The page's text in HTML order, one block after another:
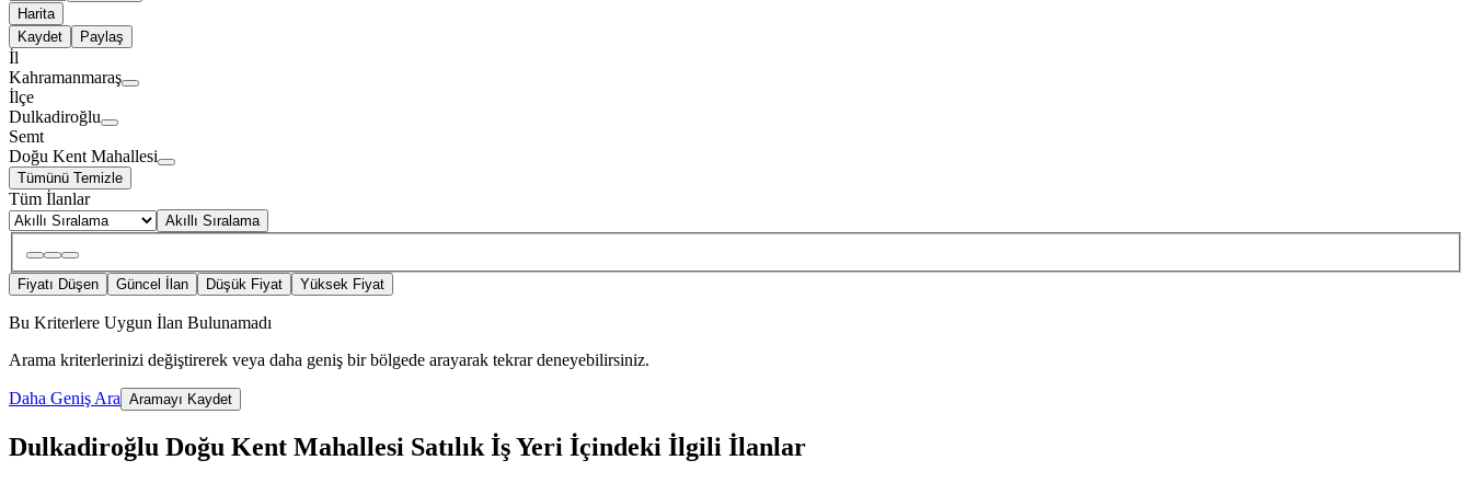
Harita
Kaydet
Paylaş
İl
Kahramanmaraş
İlçe
Dulkadiroğlu
Semt
Doğu Kent Mahallesi
Tümünü Temizle
Tüm İlanlar
Akıllı Sıralama
Fiyatı Düşen Güncel İlan Düşük Fiyat Yüksek Fiyat
Bu Kriterlere Uygun İlan Bulunamadı
Arama kriterlerinizi değiştirerek veya daha geniş bir bölgede arayarak tekrar deneyebilirsiniz.
Daha Geniş Ara Aramayı Kaydet
Dulkadiroğlu Doğu Kent Mahallesi Satılık İş Yeri İçindeki İlgili İlanlar